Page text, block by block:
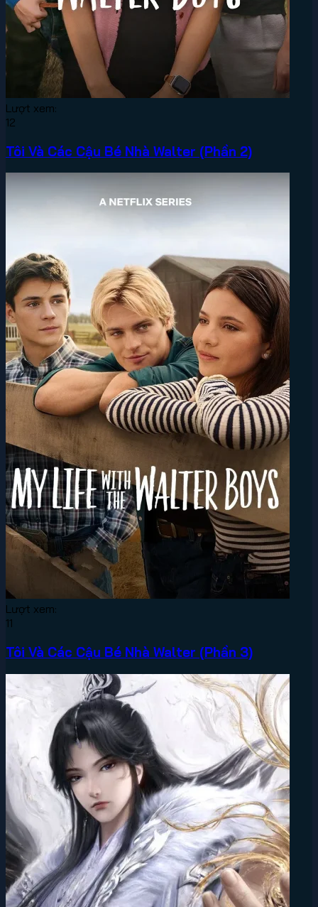
Lượt xem:
12
Tôi Và Các Cậu Bé Nhà Walter (Phần 2)
Lượt xem:
11
Tôi Và Các Cậu Bé Nhà Walter (Phần 3)